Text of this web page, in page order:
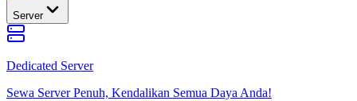
Server
Dedicated Server
Sewa Server Penuh, Kendalikan Semua Daya Anda!